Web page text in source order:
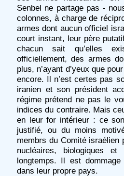
Senbel ne partage pas -
colonnes, à charge de
armes dont aucun officiel
court instant, leur père
chacun sait qu’elles
officiellement, des armes
plus, n’ayant d’yeux que
encore. Il n’est certes pas
iranien et son président
régime prétend ne pas le
indices du contraire. Mais
en leur for intérieur : ce
justifié, ou du moins
membrs du Comité israélien
nucléaires, biologiques
longtemps. Il est
dans leur propre pays.